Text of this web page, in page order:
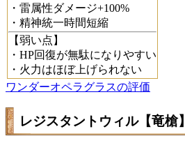
・雷属性ダメージ+100%
・精神統一時間短縮
【弱い点】
・HP回復が無駄になりやすい
・火力はほぼ上げられない
ワンダーオペラグラスの評価
レジスタントウィル【竜槍】